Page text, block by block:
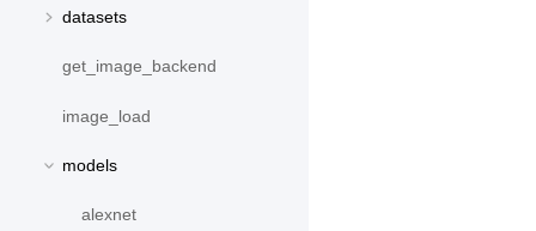
datasets
get_image_backend
image_load
models
alexnet